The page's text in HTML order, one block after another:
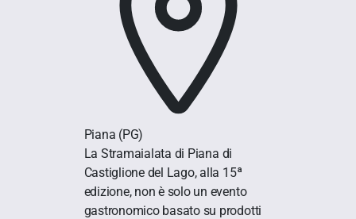
Piana (PG)
La Stramaialata di Piana di
Castiglione del Lago, alla 15ª
edizione, non è solo un evento
gastronomico basato su prodotti